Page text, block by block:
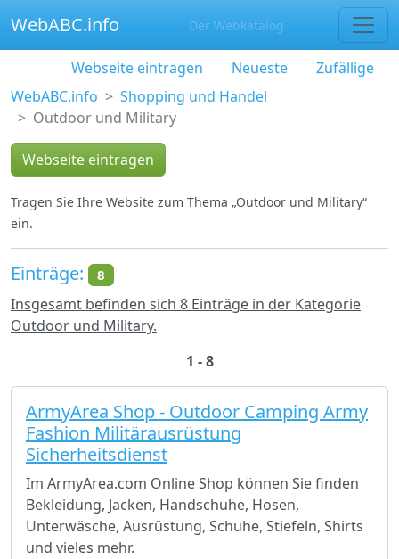
WebABC.info Der Webkatalog
Webseite eintragen Neueste
Zufällige
WebABC.info
Shopping und Handel
Outdoor und Military
Webseite eintragen
Tragen Sie Ihre Website zum Thema „Outdoor und Military“
ein.
Einträge: 8
Insgesamt befinden sich 8 Einträge in der Kategorie
Outdoor und Military.
1 - 8
ArmyArea Shop - Outdoor Camping Army
Fashion Militärausrüstung
Sicherheitsdienst
Im ArmyArea.com Online Shop können Sie finden
Bekleidung, Jacken, Handschuhe, Hosen,
Unterwäsche, Ausrüstung, Schuhe, Stiefeln, Shirts
und vieles mehr.